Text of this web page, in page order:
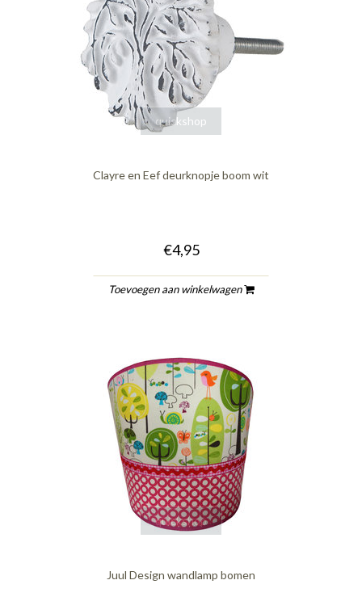
quickshop
Clayre en Eef deurknopje boom wit
€4,95
Toevoegen aan winkelwagen
quickshop
Juul Design wandlamp bomen